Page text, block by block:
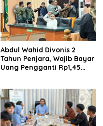
‎‎Abdul Wahid Divonis 2
Tahun Penjara, Wajib Bayar
Uang Pengganti Rp1,45